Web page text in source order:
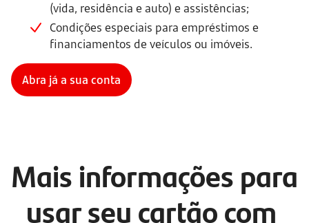
(vida, residência e auto) e assistências;
Condições especiais para empréstimos e
financiamentos de veículos ou imóveis.
Abra já a sua conta
Mais informações para
usar seu cartão com